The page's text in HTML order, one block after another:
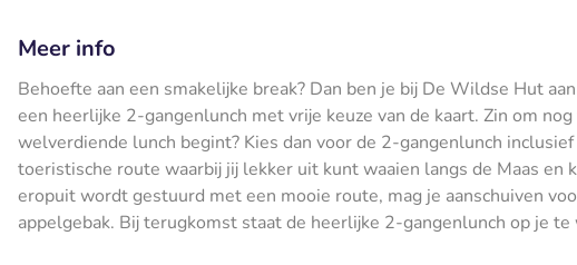
Meer info
Behoefte aan een smakelijke break? Dan ben je bij De Wildse Hut
een heerlijke 2-gangenlunch met vrije keuze van de kaart. Zin om
welverdiende lunch begint? Kies dan voor de 2-gangenlunch
toeristische route waarbij jij lekker uit kunt waaien langs de Maas en
eropuit wordt gestuurd met een mooie route, mag je aanschuiven
appelgebak. Bij terugkomst staat de heerlijke 2-gangenlunch op je te